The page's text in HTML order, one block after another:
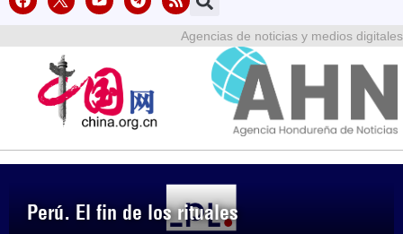
Perú. El fin de los rituales
Agencias de noticias y medios digitales